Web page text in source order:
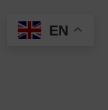
EN